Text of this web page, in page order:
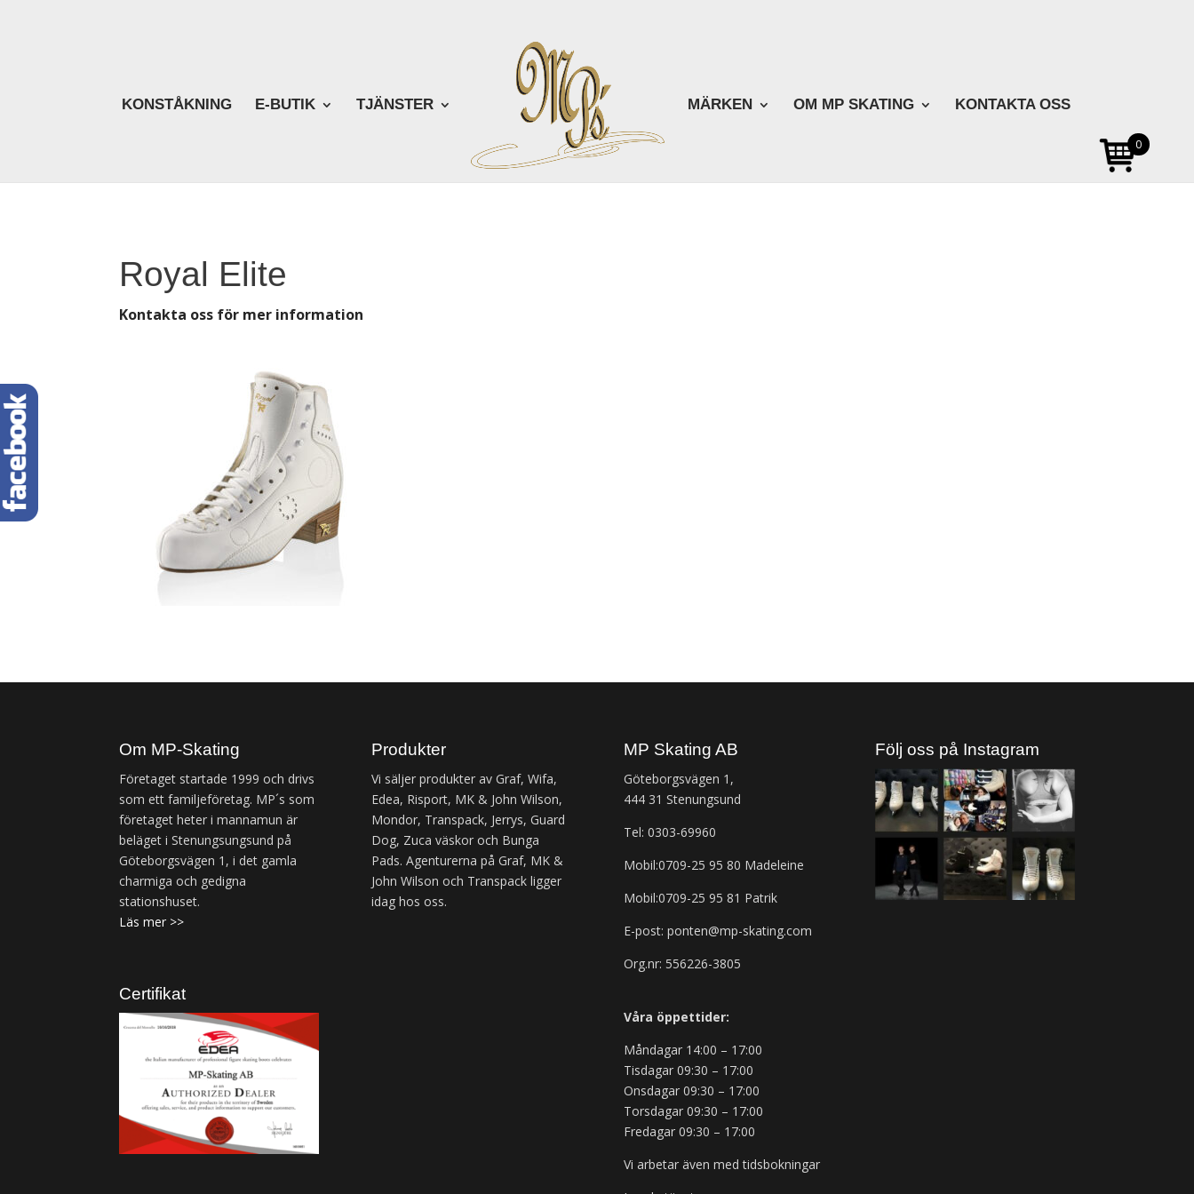
KONSTÅKNING E-BUTIK TJÄNSTER MÄRKEN OM MP SKATING KONTAKTA OSS
Royal Elite
Kontakta oss för mer information
Om MP-Skating
Företaget startade 1999 och drivs
som ett familjeföretag. MP´s som
företaget heter i mannamun är
beläget i Stenungsungsund på
Göteborgsvägen 1, i det gamla
charmiga och gedigna
stationshuset.
Läs mer >>
Certifikat
Produkter
Vi säljer produkter av Graf, Wifa,
Edea, Risport, MK & John Wilson,
Mondor, Transpack, Jerrys, Guard
Dog, Zuca väskor och Bunga
Pads. Agenturerna på Graf, MK &
John Wilson och Transpack ligger
idag hos oss.
MP Skating AB
Göteborgsvägen 1,
444 31 Stenungsund
Tel: 0303-69960
Mobil:0709-25 95 80 Madeleine
Mobil:0709-25 95 81 Patrik
E-post: ponten@mp-skating.com
Org.nr: 556226-3805
Våra öppettider:
Måndagar 14:00 – 17:00
Tisdagar 09:30 – 17:00
Onsdagar 09:30 – 17:00
Torsdagar 09:30 – 17:00
Fredagar 09:30 – 17:00
Vi arbetar även med tidsbokningar
Följ oss på Instagram
0